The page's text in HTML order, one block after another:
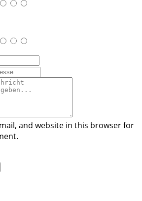
and website in this browser for